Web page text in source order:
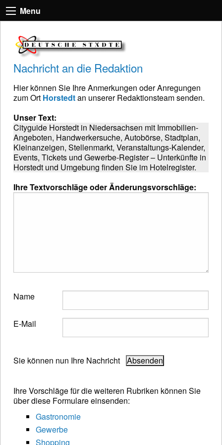
Menu
Nachricht an die Redaktion
Hier können Sie Ihre Anmerkungen oder Anregungen
zum Ort Horstedtan unserer Redaktionsteam senden.
Unser Text:
Cityguide Horstedt in Niedersachsen mit Immobilien-
Angeboten, Handwerkersuche, Autobörse, Stadtplan,
Kleinanzeigen, Stellenmarkt, Veranstaltungs-Kalender,
Events, Tickets und Gewerbe-Register – Unterkünfte in
Horstedt und Umgebung finden Sie im Hotelregister.
Ihre Textvorschläge oder Änderungsvorschläge:
Name
E-Mail
Sie können nun Ihre Nachricht
Ihre Vorschläge für die weiteren Rubriken können Sie
über diese Formulare einsenden:
Gastronomie
Gewerbe
Shopping